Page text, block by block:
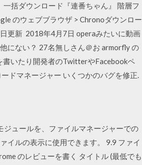
括ダウンロード『連番ちゃん』 階層フ
のウェブブラウザ > Chronoダウンロー
更新 2018年4月7日 operaみたいに動画
にない？ 27名無しさん＠お armorfly の
書いたり開発者のTwitterやFacebookペ
ドマネージャー いくつかのバグを修正.
ュールを、ファイルマネージャーでの
イルの表示に使用できます。 9.9 ファイ
のレビューを書く タイトル (最低でも